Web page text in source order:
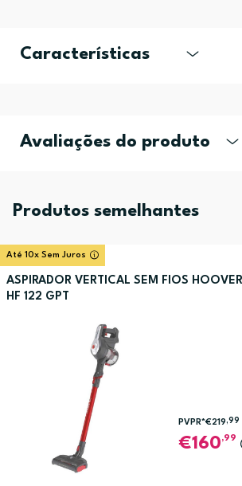
Características
Avaliações do produto
Produtos semelhantes
Até 10x Sem Juros
ASPIRADOR VERTICAL SEM FIOS
HF 122 GPT
PVPR*€219,99
160,99